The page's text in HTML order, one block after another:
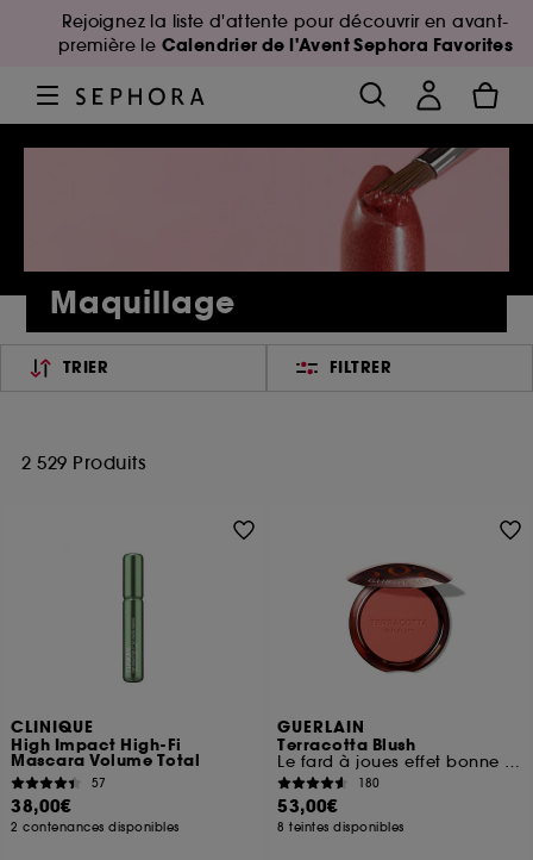
Rejoignez la liste d'attente pour découvrir en avant-
première le Calendrier de l'Avent Sephora Favorites
Maquillage
TRIER FILTRER
2 529 Produits
CLINIQUE
High Impact High-Fi
Mascara Volume Total
57
38,00€
2 contenances disponibles
GUERLAIN
Terracotta Blush
Le fard à joues effet bonne mine
180
53,00€
8 teintes disponibles